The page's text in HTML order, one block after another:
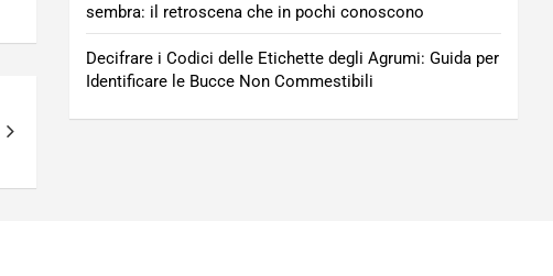
sembra: il retroscena che in pochi conoscono
Decifrare i Codici delle Etichette degli Agrumi: Guida per
Identificare le Bucce Non Commestibili